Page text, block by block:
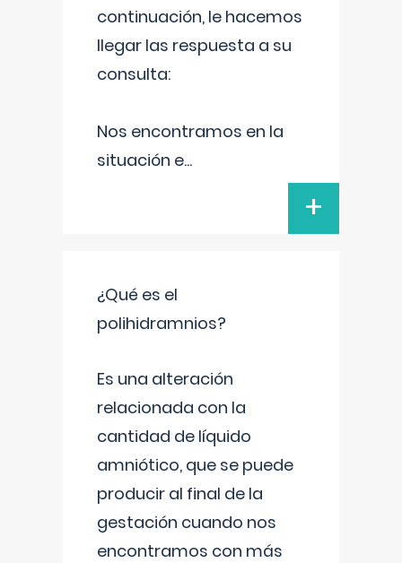
continuación, le hacemos
llegar las respuesta a su
consulta:
Nos encontramos en la
situación e...
+
¿Qué es el
polihidramnios?
Es una alteración
relacionada con la
cantidad de líquido
amniótico, que se puede
producir al final de la
gestación cuando nos
encontramos con más